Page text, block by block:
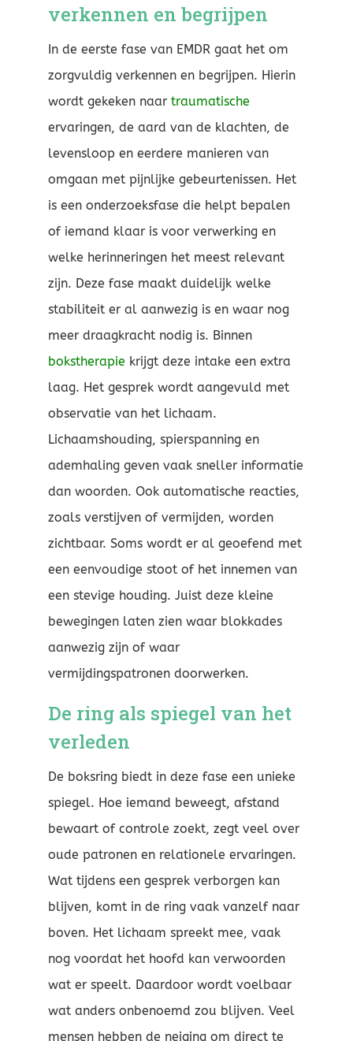
verkennen en begrijpen
In de eerste fase van EMDR gaat het om
zorgvuldig verkennen en begrijpen. Hierin
wordt gekeken naar traumatische
ervaringen, de aard van de klachten, de
levensloop en eerdere manieren van
omgaan met pijnlijke gebeurtenissen. Het
is een onderzoeksfase die helpt bepalen
of iemand klaar is voor verwerking en
welke herinneringen het meest relevant
zijn. Deze fase maakt duidelijk welke
stabiliteit er al aanwezig is en waar nog
meer draagkracht nodig is. Binnen
bokstherapie krijgt deze intake een extra
laag. Het gesprek wordt aangevuld met
observatie van het lichaam.
Lichaamshouding, spierspanning en
ademhaling geven vaak sneller informatie
dan woorden. Ook automatische reacties,
zoals verstijven of vermijden, worden
zichtbaar. Soms wordt er al geoefend met
een eenvoudige stoot of het innemen van
een stevige houding. Juist deze kleine
bewegingen laten zien waar blokkades
aanwezig zijn of waar
vermijdingspatronen doorwerken.
De ring als spiegel van het
verleden
De boksring biedt in deze fase een unieke
spiegel. Hoe iemand beweegt, afstand
bewaart of controle zoekt, zegt veel over
oude patronen en relationele ervaringen.
Wat tijdens een gesprek verborgen kan
blijven, komt in de ring vaak vanzelf naar
boven. Het lichaam spreekt mee, vaak
nog voordat het hoofd kan verwoorden
wat er speelt. Daardoor wordt voelbaar
wat anders onbenoemd zou blijven. Veel
mensen hebben de neiging om direct te